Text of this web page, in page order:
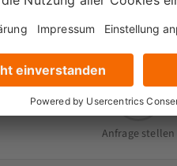
2
Anfrage stellen